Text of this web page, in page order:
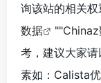
询该站的相关
数据
""
考，建议大家
素如：Calista